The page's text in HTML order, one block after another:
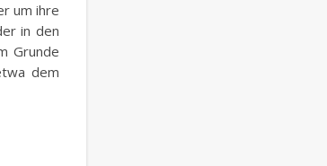
um ihre
in den
Grunde
dem